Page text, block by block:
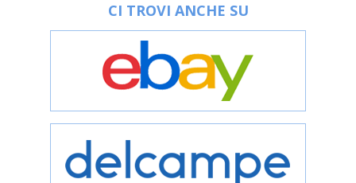
CI TROVI ANCHE SU